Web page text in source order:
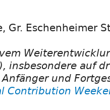
Gr. Eschenheimer
insbesondere auf
und
Contribution